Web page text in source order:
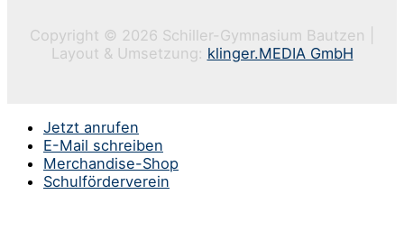
Copyright © 2026 Schiller-Gymnasium Bautzen |
Layout & Umsetzung: klinger.MEDIA GmbH
Jetzt anrufen
E-Mail schreiben
Merchandise-Shop
Schulförderverein